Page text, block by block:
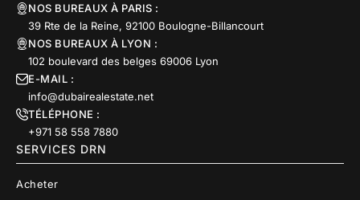
NOS BUREAUX À PARIS :
39 Rte de la Reine, 92100 Boulogne-Billancourt
NOS BUREAUX À LYON :
102 boulevard des belges 69006 Lyon
E-MAIL :
info@dubairealestate.net
TÉLÉPHONE :
+971 58 558 7880
SERVICES DRN
Acheter